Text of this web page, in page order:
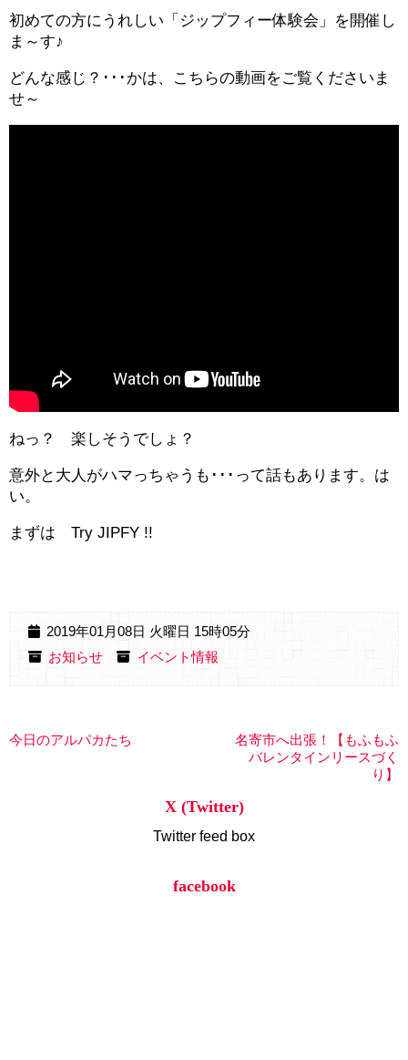
初めての方にうれしい「ジップフィー体験会」を開催し
ま～す♪
どんな感じ？･･･かは、こちらの動画をご覧くださいま
せ～
ねっ？ 楽しそうでしょ？
意外と大人がハマっちゃうも･･･って話もあります。は
い。
まずは Try JIPFY !!
2019年01月08日 火曜日 15時05分
お知らせ
イベント情報
今日のアルパカたち
名寄市へ出張！【もふもふ
バレンタインリースづく
り】
X (Twitter)
Twitter feed box
facebook